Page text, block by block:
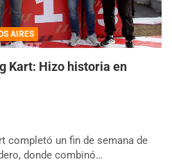
AIRES
Kart: Hizo historia en
completó un fin de semana de
donde combinó…